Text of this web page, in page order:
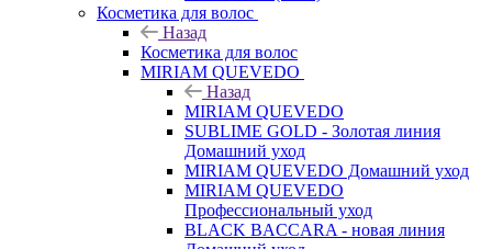
Косметика для волос
Назад
Косметика для волос
MIRIAM QUEVEDO
Назад
MIRIAM QUEVEDO
SUBLIME GOLD - Золотая линия
Домашний уход
MIRIAM QUEVEDO Домашний уход
MIRIAM QUEVEDO
Профессиональный уход
BLACK BACCARA - новая линия